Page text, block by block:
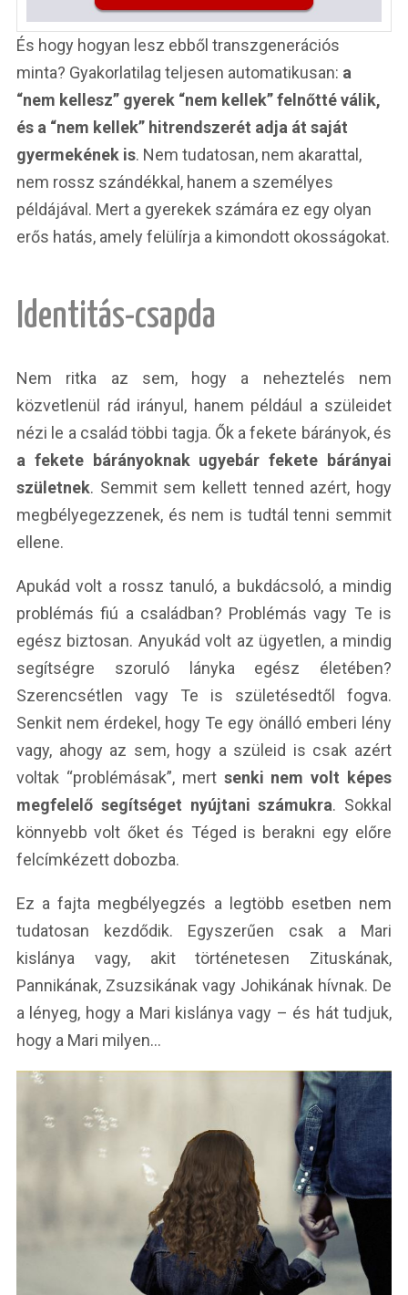
És hogy hogyan lesz ebből transzgenerációs
minta? Gyakorlatilag teljesen automatikusan: a
“nem kellesz” gyerek “nem kellek” felnőtté válik,
és a “nem kellek” hitrendszerét adja át saját
gyermekének is. Nem tudatosan, nem akarattal,
nem rossz szándékkal, hanem a személyes
példájával. Mert a gyerekek számára ez egy olyan
erős hatás, amely felülírja a kimondott okosságokat.
Identitás-csapda
Nem ritka az sem, hogy a neheztelés nem
közvetlenül rád irányul, hanem például a szüleidet
nézi le a család többi tagja. Ők a fekete bárányok, és
a fekete bárányoknak ugyebár fekete bárányai
születnek. Semmit sem kellett tenned azért, hogy
megbélyegezzenek, és nem is tudtál tenni semmit
ellene.
Apukád volt a rossz tanuló, a bukdácsoló, a mindig
problémás fiú a családban? Problémás vagy Te is
egész biztosan. Anyukád volt az ügyetlen, a mindig
segítségre szoruló lányka egész életében?
Szerencsétlen vagy Te is születésedtől fogva.
Senkit nem érdekel, hogy Te egy önálló emberi lény
vagy, ahogy az sem, hogy a szüleid is csak azért
voltak “problémásak”, mert senki nem volt képes
megfelelő segítséget nyújtani számukra. Sokkal
könnyebb volt őket és Téged is berakni egy előre
felcímkézett dobozba.
Ez a fajta megbélyegzés a legtöbb esetben nem
tudatosan kezdődik. Egyszerűen csak a Mari
kislánya vagy, akit történetesen Zituskának,
Pannikának, Zsuzsikának vagy Johikának hívnak. De
a lényeg, hogy a Mari kislánya vagy – és hát tudjuk,
hogy a Mari milyen…